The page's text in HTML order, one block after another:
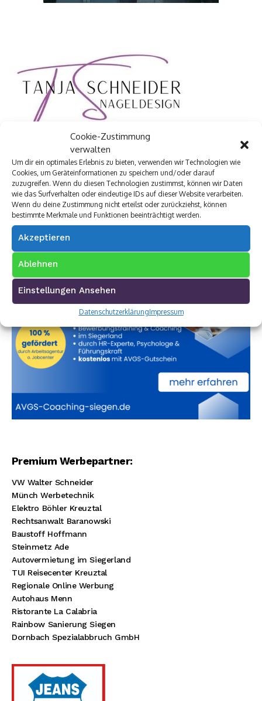
Cookie-Zustimmung
verwalten
Um dir ein optimales Erlebnis zu bieten, verwenden wir Technologien wie
Cookies, um Geräteinformationen zu speichern und/oder darauf
zuzugreifen. Wenn du diesen Technologien zustimmst, können wir Daten
wie das Surfverhalten oder eindeutige IDs auf dieser Website verarbeiten.
Wenn du deine Zustimmung nicht erteilst oder zurückziehst, können
bestimmte Merkmale und Funktionen beeinträchtigt werden.
Akzeptieren
Ablehnen
Einstellungen Ansehen
DatenschutzerklärungImpressum
Premium Werbepartner:
VW Walter Schneider
Münch Werbetechnik
Elektro Böhler Kreuztal
Rechtsanwalt Baranowski
Baustoff Hoffmann
Steinmetz Ade
Autovermietung im Siegerland
TUI Reisecenter Kreuztal
Regionale Online Werbung
Autohaus Menn
Ristorante La Calabria
Rainbow Sanierung Siegen
Dornbach Spezialabbruch GmbH